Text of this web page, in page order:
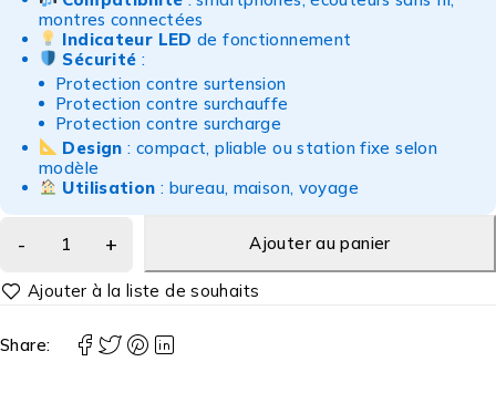
montres connectées
Indicateur LED de fonctionnement
Sécurité :
Protection contre surtension
Protection contre surchauffe
Protection contre surcharge
Design : compact, pliable ou station fixe selon
modèle
Utilisation : bureau, maison, voyage
Ajouter au panier
Share: